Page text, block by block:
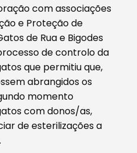
com associações
e Proteção de
de Rua e Bigodes
de controlo da
que permitiu que,
abrangidos os
momento
com donos/as,
de esterilizações a